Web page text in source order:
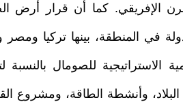
الإفريقي. كما أن قرار أرض
وما تبعه من ردود فعل حادة من 18 دولة في المنطقة،
الاستراتيجية للصومال بالنسبة
وأنشطة الطاقة، ومشروع